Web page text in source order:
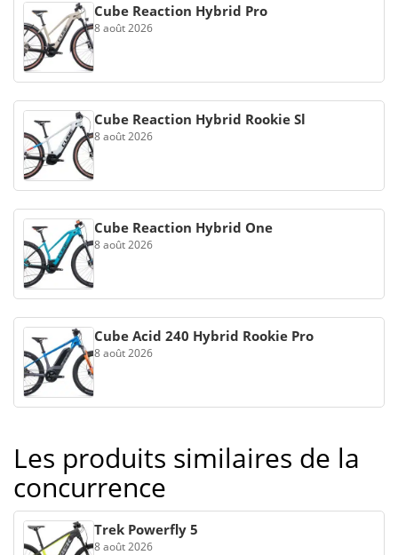
Cube Reaction Hybrid Pro
8 août 2026
Cube Reaction Hybrid Rookie Sl
8 août 2026
Cube Reaction Hybrid One
8 août 2026
Cube Acid 240 Hybrid Rookie Pro
8 août 2026
Les produits similaires de la
concurrence
Trek Powerfly 5
8 août 2026